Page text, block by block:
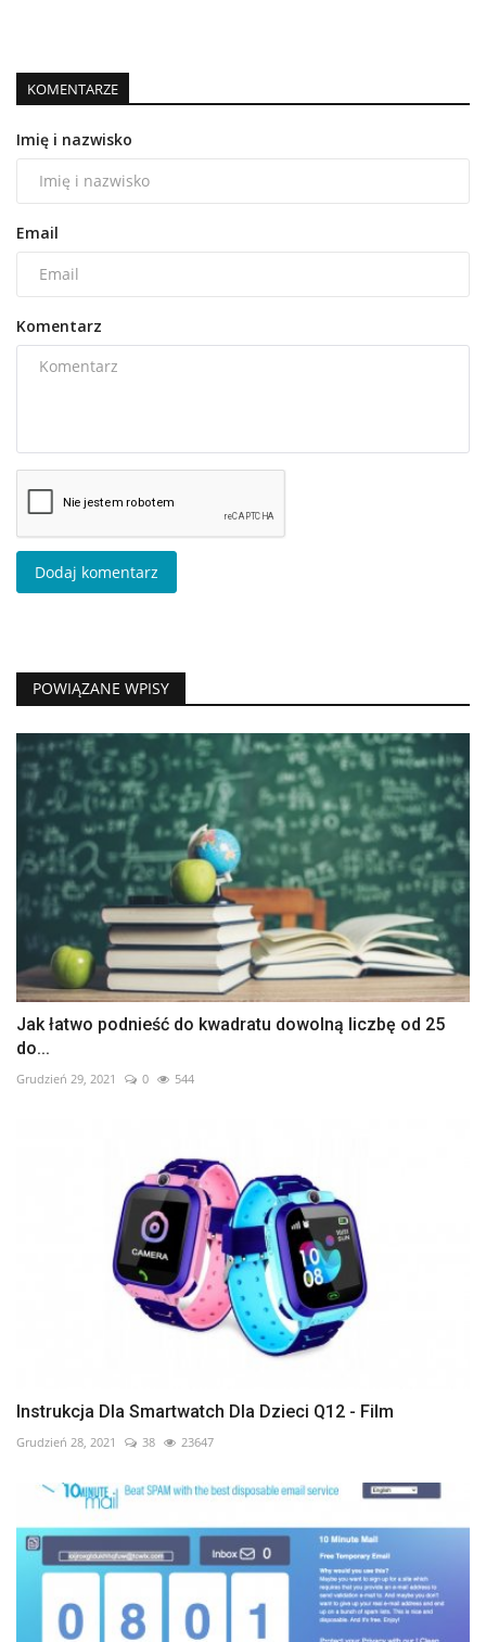
KOMENTARZE
Imię i nazwisko
Email
Komentarz
Dodaj komentarz
POWIĄZANE WPISY
Jak łatwo podnieść do kwadratu dowolną liczbę od 25
do...
Grudzień 29, 2021 0 544
Instrukcja Dla Smartwatch Dla Dzieci Q12 - Film
Grudzień 28, 2021 38 23647